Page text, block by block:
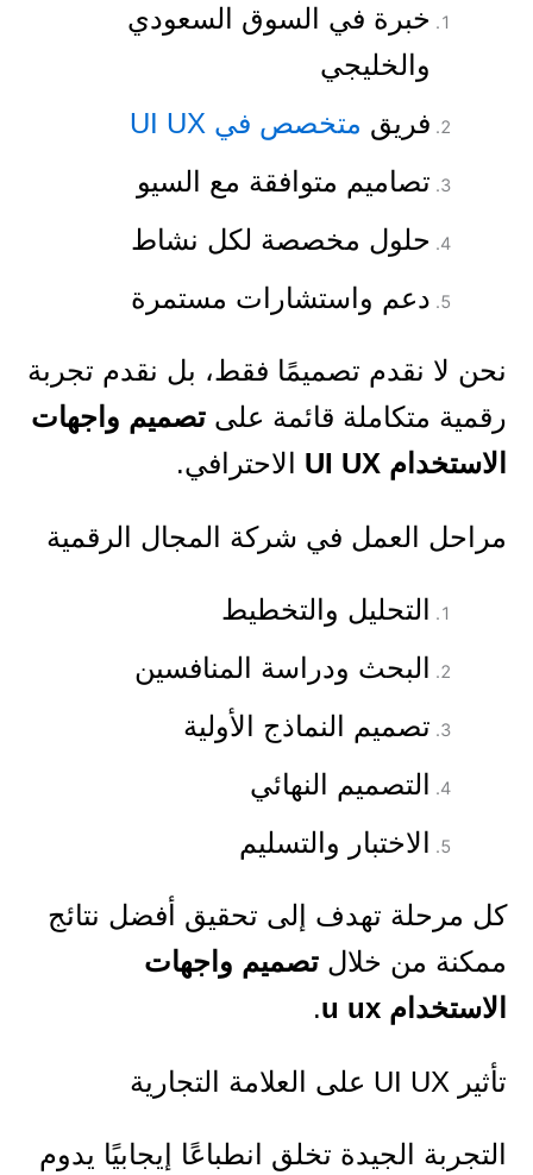
خبرة في السوق السعودي
والخليجي
فريق متخصص في UI UX
تصاميم متوافقة مع السيو
حلول مخصصة لكل نشاط
دعم واستشارات مستمرة
نحن لا نقدم تصميمًا فقط، بل نقدم تجربة
رقمية متكاملة قائمة علىتصميم واجهات
الاستخدام UI UX
الاحترافي.
مراحل العمل في شركة المجال الرقمية
التحليل والتخطيط
البحث ودراسة المنافسين
تصميم النماذج الأولية
التصميم النهائي
الاختبار والتسليم
كل مرحلة تهدف إلى تحقيق أفضل نتائج
ممكنة من خلالتصميم واجهات
الاستخدام u ux
.
تأثير UI UX على العلامة التجارية
التجربة الجيدة تخلق انطباعًا إيجابيًا يدوم